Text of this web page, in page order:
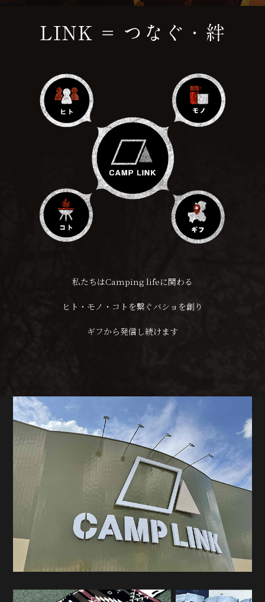
私たちはCamping lifeに関わる
ヒト・モノ・コトを繋ぐバショを創り
ギフから発信し続けます